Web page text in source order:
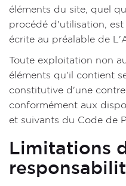
éléments du site, quel
procédé d'utilisation,
écrite au préalable de
Toute exploitation non
éléments qu'il contient
constitutive d'une
conformément aux
et suivants du Code de
Limitations